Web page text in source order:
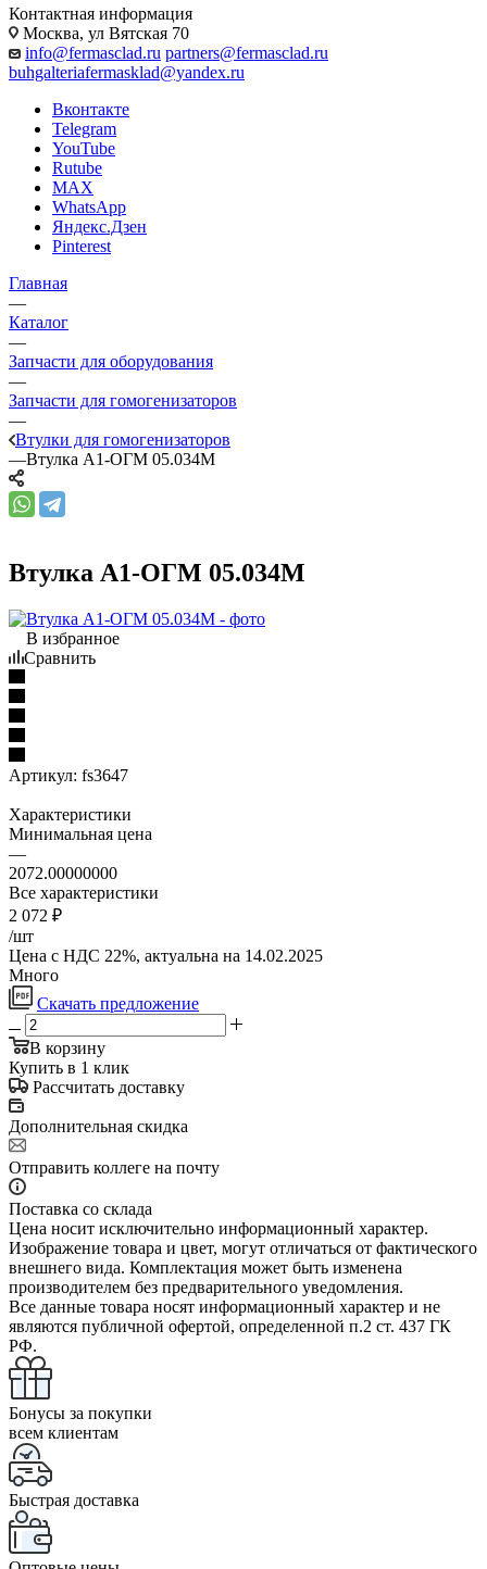
Контактная информация
Москва, ул Вятская 70
info@fermasclad.ru partners@fermasclad.ru
buhgalteriafermasklad@yandex.ru
Вконтакте
Telegram
YouTube
Rutube
MAX
WhatsApp
Яндекс.Дзен
Pinterest
Главная
—
Каталог
—
Запчасти для оборудования
—
Запчасти для гомогенизаторов
—
Втулки для гомогенизаторов
—Втулка А1-ОГМ 05.034М
Втулка А1-ОГМ 05.034М
В избранное
Сравнить
Артикул: fs3647
Характеристики
Минимальная цена
—
2072.00000000
Все характеристики
2 072 ₽
/шт
Цена с НДС 22%, актуальна на 14.02.2025
Много
Скачать предложение
В корзину
Купить в 1 клик
Рассчитать доставку
Дополнительная скидка
Отправить коллеге на почту
Поставка со склада
Цена носит исключительно информационный характер.
Изображение товара и цвет, могут отличаться от фактического
внешнего вида. Комплектация может быть изменена
производителем без предварительного уведомления.
Все данные товара носят информационный характер и не
являются публичной офертой, определенной п.2 ст. 437 ГК
РФ.
Бонусы за покупки
всем клиентам
Быстрая доставка